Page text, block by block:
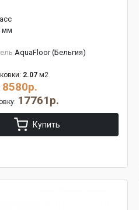
мм
AquaFloor (Бельгия)
2.07 м2
8580р.
17761р.
Купить